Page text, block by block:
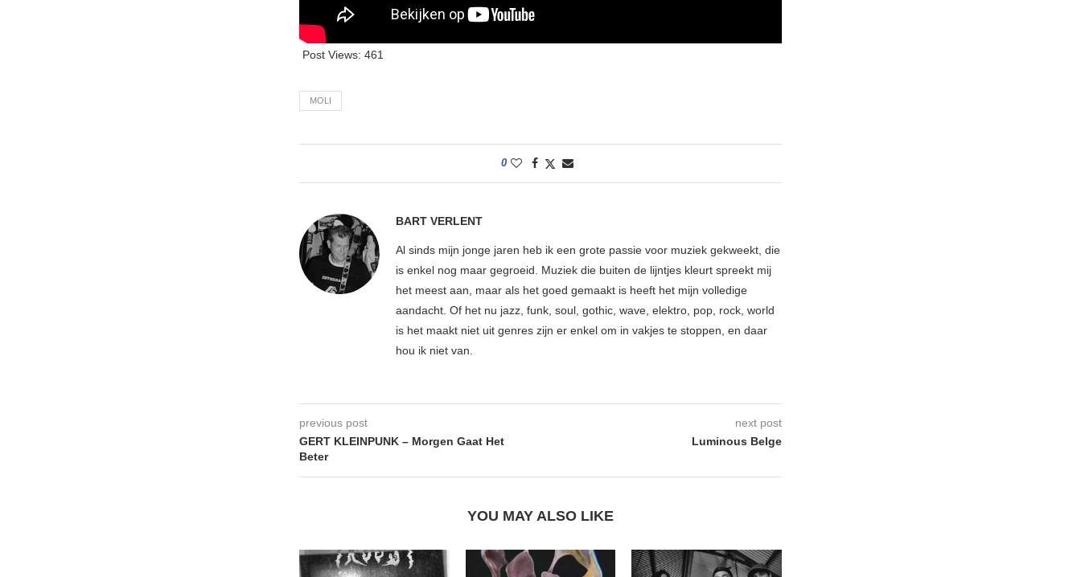
Post Views: 461
MOLI
0
BART VERLENT
Al sinds mijn jonge jaren heb ik een grote passie voor muziek gekweekt, die
is enkel nog maar gegroeid. Muziek die buiten de lijntjes kleurt spreekt mij
het meest aan, maar als het goed gemaakt is heeft het mijn volledige
aandacht. Of het nu jazz, funk, soul, gothic, wave, elektro, pop, rock, world
is het maakt niet uit genres zijn er enkel om in vakjes te stoppen, en daar
hou ik niet van.
previous post
GERT KLEINPUNK – Morgen Gaat Het
Beter
next post
Luminous Belge
YOU MAY ALSO LIKE